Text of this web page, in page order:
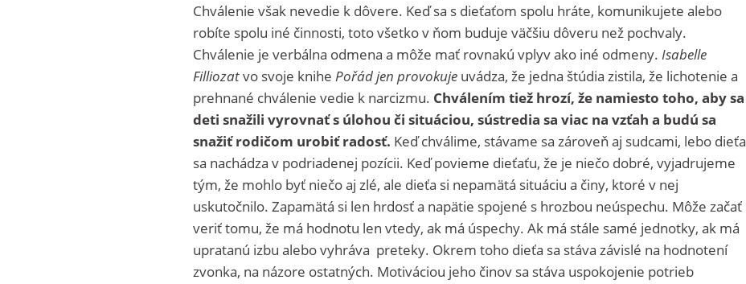
Chválenie však nevedie k dôvere. Keď sa s dieťaťom spolu hráte, komunikujete alebo
robíte spolu iné činnosti, toto všetko v ňom buduje väčšiu dôveru než pochvaly.
Chválenie je verbálna odmena a môže mať rovnakú vplyv ako iné odmeny. Isabelle
Filliozatvo svoje knihe Pořád jen provokuje uvádza, že jedna štúdia zistila, že lichotenie a
prehnané chválenie vedie k narcizmu. Chválením tiež hrozí, že namiesto toho, aby sa
deti snažili vyrovnať s úlohou či situáciou, sústredia sa viac na vzťah a budú sa
snažiť rodičom urobiť radosť. Keď chválime, stávame sa zároveň aj sudcami, lebo dieťa
sa nachádza v podriadenej pozícii. Keď povieme dieťaťu, že je niečo dobré, vyjadrujeme
tým, že mohlo byť niečo aj zlé, ale dieťa si nepamätá situáciu a činy, ktoré v nej
uskutočnilo. Zapamätá si len hrdosť a napätie spojené s hrozbou neúspechu. Môže začať
veriť tomu, že má hodnotu len vtedy, ak má úspechy. Ak má stále samé jednotky, ak má
upratanú izbu alebo vyhráva preteky. Okrem toho dieťa sa stáva závislé na hodnotení
zvonka, na názore ostatných. Motiváciou jeho činov sa stáva uspokojenie potrieb